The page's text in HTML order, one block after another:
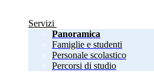
Servizi
Panoramica
Famiglie e studenti
Personale scolastico
Percorsi di studio